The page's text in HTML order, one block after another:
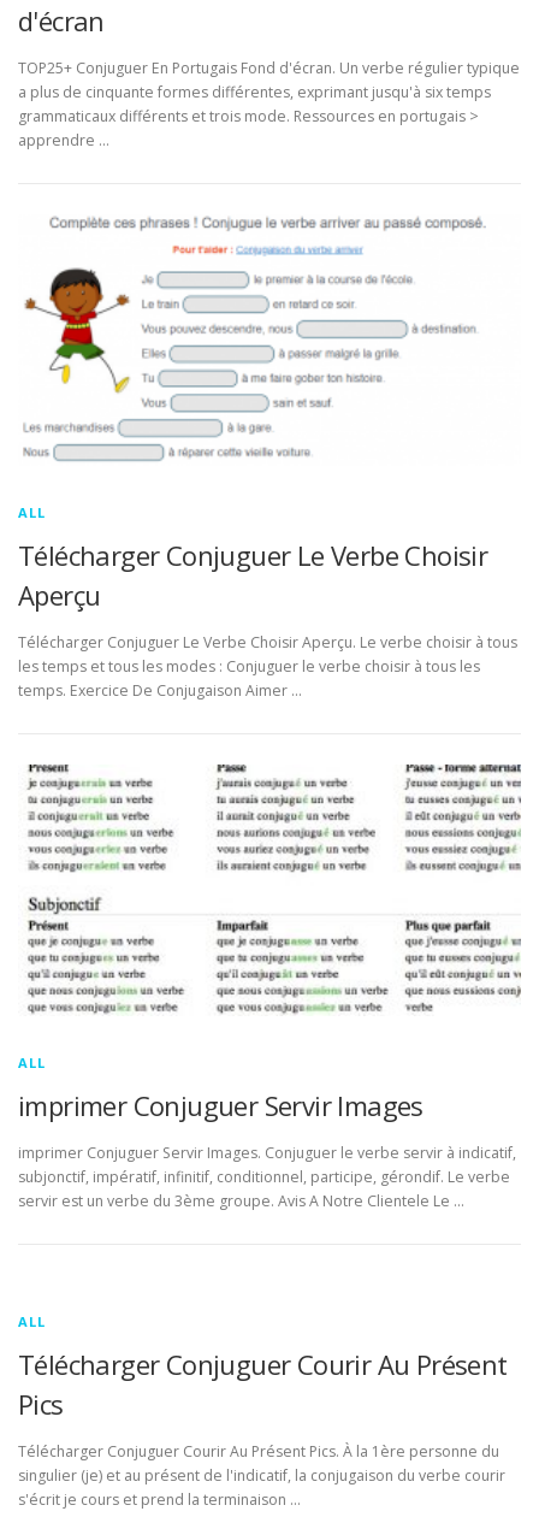
d'écran
TOP25+ Conjuguer En Portugais Fond d'écran. Un verbe régulier typique
a plus de cinquante formes différentes, exprimant jusqu'à six temps
grammaticaux différents et trois mode. Ressources en portugais >
apprendre …
ALL
Télécharger Conjuguer Le Verbe Choisir
Aperçu
Télécharger Conjuguer Le Verbe Choisir Aperçu. Le verbe choisir à tous
les temps et tous les modes : Conjuguer le verbe choisir à tous les
temps. Exercice De Conjugaison Aimer …
ALL
imprimer Conjuguer Servir Images
imprimer Conjuguer Servir Images. Conjuguer le verbe servir à indicatif,
subjonctif, impératif, infinitif, conditionnel, participe, gérondif. Le verbe
servir est un verbe du 3ème groupe. Avis A Notre Clientele Le …
ALL
Télécharger Conjuguer Courir Au Présent
Pics
Télécharger Conjuguer Courir Au Présent Pics. À la 1ère personne du
singulier (je) et au présent de l'indicatif, la conjugaison du verbe courir
s'écrit je cours et prend la terminaison …